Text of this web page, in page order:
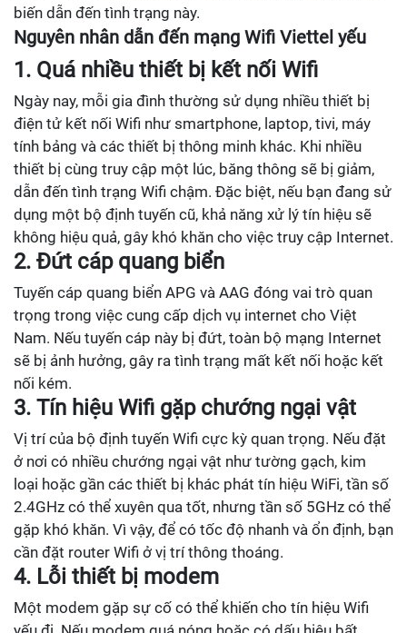
biến dẫn đến tình trạng này.
Nguyên nhân dẫn đến mạng Wifi Viettel yếu
1. Quá nhiều thiết bị kết nối Wifi
Ngày nay, mỗi gia đình thường sử dụng nhiều thiết bị
điện tử kết nối Wifi như smartphone, laptop, tivi, máy
tính bảng và các thiết bị thông minh khác. Khi nhiều
thiết bị cùng truy cập một lúc, băng thông sẽ bị giảm,
dẫn đến tình trạng Wifi chậm. Đặc biệt, nếu bạn đang sử
dụng một bộ định tuyến cũ, khả năng xử lý tín hiệu sẽ
không hiệu quả, gây khó khăn cho việc truy cập Internet.
2. Đứt cáp quang biển
Tuyến cáp quang biển APG và AAG đóng vai trò quan
trọng trong việc cung cấp dịch vụ internet cho Việt
Nam. Nếu tuyến cáp này bị đứt, toàn bộ mạng Internet
sẽ bị ảnh hưởng, gây ra tình trạng mất kết nối hoặc kết
nối kém.
3. Tín hiệu Wifi gặp chướng ngại vật
Vị trí của bộ định tuyến Wifi cực kỳ quan trọng. Nếu đặt
ở nơi có nhiều chướng ngại vật như tường gạch, kim
loại hoặc gần các thiết bị khác phát tín hiệu WiFi, tần số
2.4GHz có thể xuyên qua tốt, nhưng tần số 5GHz có thể
gặp khó khăn. Vì vậy, để có tốc độ nhanh và ổn định, bạn
cần đặt router Wifi ở vị trí thông thoáng.
4. Lỗi thiết bị modem
Một modem gặp sự cố có thể khiến cho tín hiệu Wifi